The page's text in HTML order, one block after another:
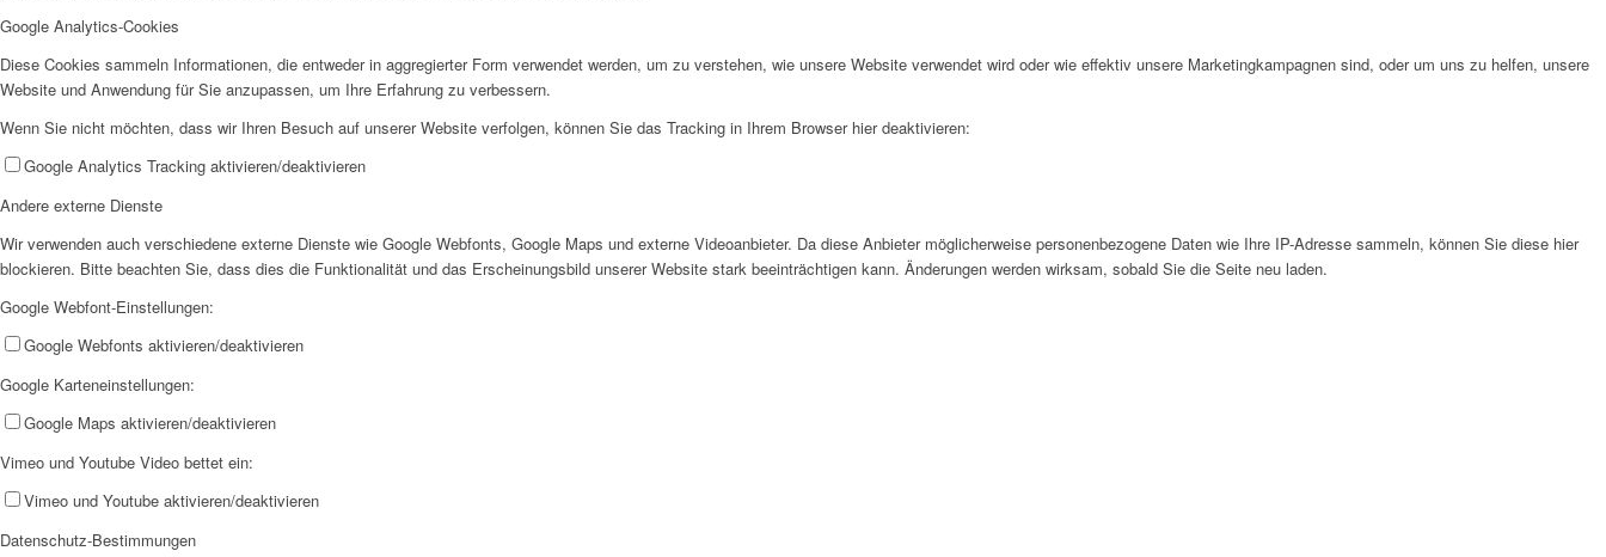
Google Analytics-Cookies
Diese Cookies sammeln Informationen, die entweder in aggregierter Form verwendet werden, um zu verstehen, wie unsere Website verwendet wird oder wie effektiv unsere Marketingkampagnen sind, oder um uns zu helfen, unsere
Website und Anwendung für Sie anzupassen, um Ihre Erfahrung zu verbessern.
Wenn Sie nicht möchten, dass wir Ihren Besuch auf unserer Website verfolgen, können Sie das Tracking in Ihrem Browser hier deaktivieren:
Google Analytics Tracking aktivieren/deaktivieren
Andere externe Dienste
Wir verwenden auch verschiedene externe Dienste wie Google Webfonts, Google Maps und externe Videoanbieter. Da diese Anbieter möglicherweise personenbezogene Daten wie Ihre IP-Adresse sammeln, können Sie diese hier
blockieren. Bitte beachten Sie, dass dies die Funktionalität und das Erscheinungsbild unserer Website stark beeinträchtigen kann. Änderungen werden wirksam, sobald Sie die Seite neu laden.
Google Webfont-Einstellungen:
Google Webfonts aktivieren/deaktivieren
Google Karteneinstellungen:
Google Maps aktivieren/deaktivieren
Vimeo und Youtube Video bettet ein:
Vimeo und Youtube aktivieren/deaktivieren
Datenschutz-Bestimmungen